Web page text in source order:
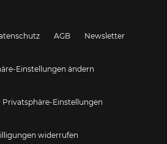
AGB Newsletter
Einstellungen ändern
Privatsphäre-Einstellungen
widerrufen